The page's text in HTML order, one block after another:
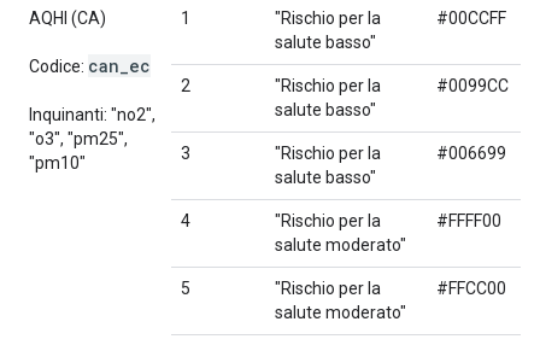
AQHI (CA)
Codice: can ec
Inquinanti: "no2",
"o3", "pm25",
"pm10"
1
"Rischio per la
salute basso"
#00CCFF
2
"Rischio per la
salute basso"
#0099CC
3
"Rischio per la
salute basso"
#006699
4
"Rischio per la
salute moderato"
#FFFF00
5
"Rischio per la
salute moderato"
#FFCC00